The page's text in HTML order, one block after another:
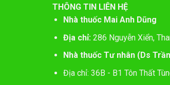
THÔNG TIN LIÊN HỆ
Nhà thuốc Mai Anh Dũng
Địa chỉ:286 Nguyễn Xiển,
Nhà thuốc Tư nhân (Ds
Địa chỉ: 36B - B1 Tôn Thất